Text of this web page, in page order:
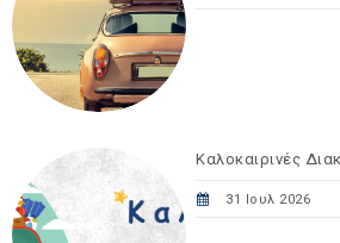
Καλοκαιρινές
31 Ιουλ 2026